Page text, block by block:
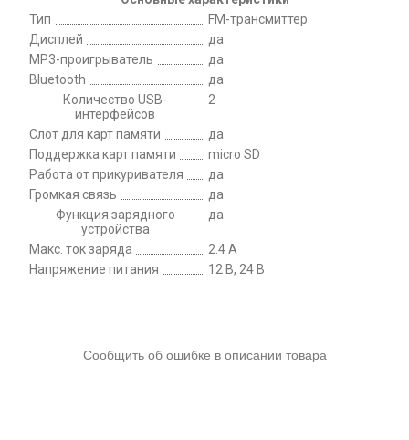
Тип
FM-трансмиттер
Дисплей
да
MP3-проигрыватель
да
Bluetooth
да
Количество USB-
интерфейсов
2
Слот для карт памяти
да
Поддержка карт памяти
micro SD
Работа от прикуривателя
да
Громкая связь
да
Функция зарядного
устройства
да
Макс. ток заряда
2.4 А
Напряжение питания
12 В, 24 В
Сообщить об ошибке в описании товара